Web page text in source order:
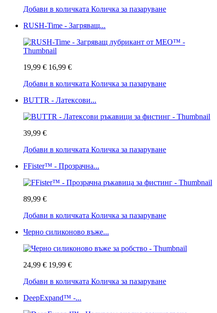
Добави в количката Количка за пазаруване
RUSH-Time - Загряващ...
19,99 € 16,99 €
Добави в количката Количка за пазаруване
BUTTR - Латексови...
39,99 €
Добави в количката Количка за пазаруване
FFister™ - Прозрачна...
89,99 €
Добави в количката Количка за пазаруване
Черно силиконово въже...
24,99 € 19,99 €
Добави в количката Количка за пазаруване
DeepExpand™ -...